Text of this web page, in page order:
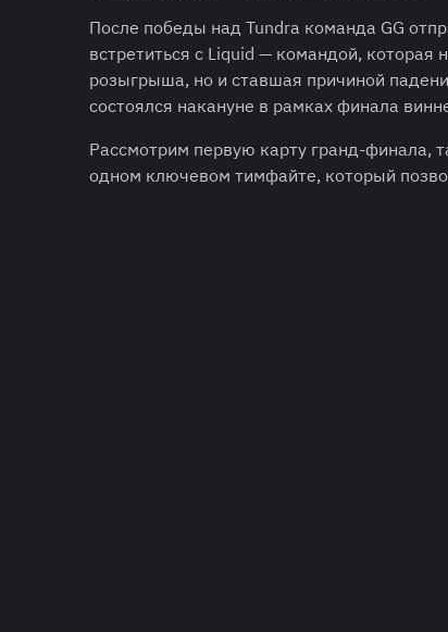
После победы над Tundra команда GG
встретиться с Liquid — командой,
розыгрыша, но и ставшая причиной
состоялся накануне в рамках финала
Рассмотрим первую карту гранд-финала,
одном ключевом тимфайте, который